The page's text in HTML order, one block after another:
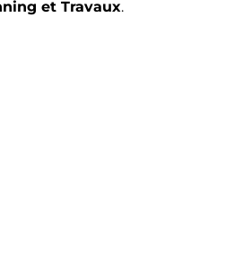
et Travaux.